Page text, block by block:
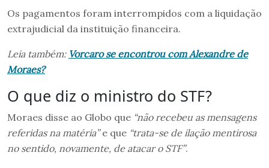
Os pagamentos foram interrompidos com a liquidação
extrajudicial da instituição financeira.
Leia também: Vorcaro se encontrou com Alexandre de
Moraes?
O que diz o ministro do STF?
Moraes disse ao Globo que “não recebeu as mensagens
referidas na matéria”e que “trata-se de ilação mentirosa
no sentido, novamente, de atacar o STF”.